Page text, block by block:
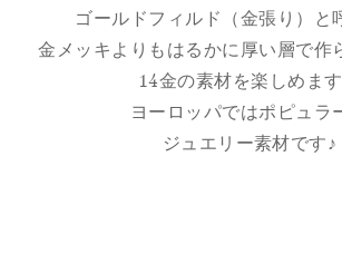
ゴールドフィルド（金張り）と
金メッキよりもはるかに厚い層で作
14金の素材を楽しめま
ヨーロッパではポピュラ
ジュエリー素材です♪